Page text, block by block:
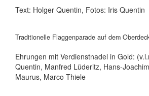
Text: Holger Quentin, Fotos: Iris Quentin
Traditionelle Flaggenparade auf dem
Ehrungen mit Verdienstnadel in Gold:
Quentin, Manfred Lüderitz, Hans-
Maurus, Marco Thiele